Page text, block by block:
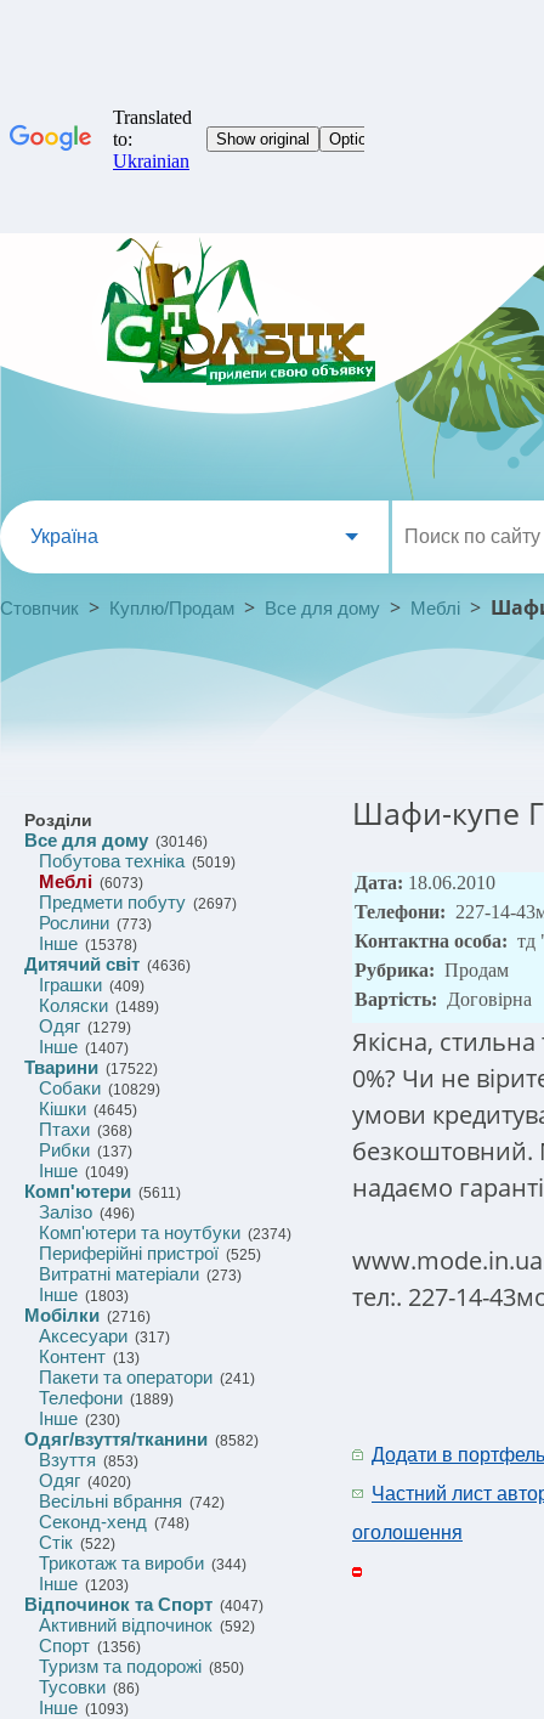
Україна
Стовпчик > Куплю/Продам > Все для дому > Меблі >
Розділи
Все для дому (30146)
Побутова техніка(5019)
Меблі (6073)
Предмети побуту (2697)
Рослини (773)
Інше (15378)
Дитячий світ (4636)
Іграшки (409)
Коляски (1489)
Одяг (1279)
Інше (1407)
Тварини (17522)
Собаки (10829)
Кішки (4645)
Птахи (368)
Рибки (137)
Інше (1049)
Комп'ютери (5611)
Залізо (496)
Комп'ютери та ноутбуки (2374)
Периферійні пристрої (525)
Витратні матеріали (273)
Інше (1803)
Мобілки (2716)
Аксесуари (317)
Контент (13)
Пакети та оператори (241)
Телефони (1889)
Інше (230)
Одяг/взуття/тканини (8582)
Взуття (853)
Одяг (4020)
Весільні вбрання (742)
Секонд-хенд (748)
Стік (522)
Трикотаж та вироби (344)
Інше (1203)
Відпочинок та Спорт (4047)
Активний відпочинок (592)
Спорт (1356)
Туризм та подорожі (850)
Тусовки (86)
Інше (1093)
Шафи-купе
Дата: 18.06.2010
Телефони: 227-14-
Контактна особа: тд
Рубрика: Продам
Вартість: Договірна
Якісна,
0%? Чи не
умови
безкоштовний.
надаємо
www.mode.in.ua
тел:. 227-14-
Додати в портфель
Частний лист
оголошення